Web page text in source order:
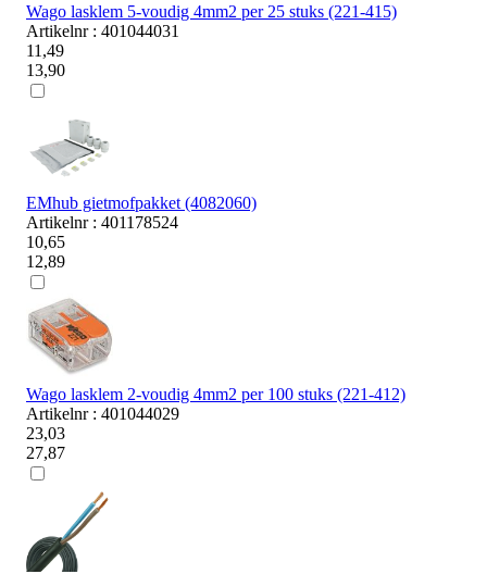
Wago lasklem 5-voudig 4mm2 per 25 stuks (221-415)
Artikelnr : 401044031
11,49
13,90
EMhub gietmofpakket (4082060)
Artikelnr : 401178524
10,65
12,89
Wago lasklem 2-voudig 4mm2 per 100 stuks (221-412)
Artikelnr : 401044029
23,03
27,87